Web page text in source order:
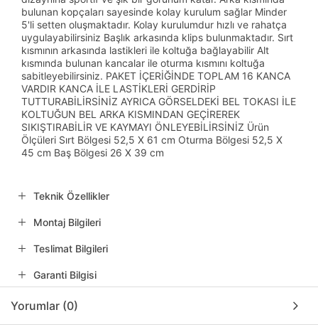
bulunan kopçaları sayesinde kolay kurulum sağlar Minder
5'li setten oluşmaktadır. Kolay kurulumdur hızlı ve rahatça
uygulayabilirsiniz Başlık arkasında klips bulunmaktadır. Sırt
kısmının arkasında lastikleri ile koltuğa bağlayabilir Alt
kısmında bulunan kancalar ile oturma kısmını koltuğa
sabitleyebilirsiniz. PAKET İÇERİĞİNDE TOPLAM 16 KANCA
VARDIR KANCA İLE LASTİKLERİ GERDİRİP
TUTTURABİLİRSİNİZ AYRICA GÖRSELDEKİ BEL TOKASI İLE
KOLTUĞUN BEL ARKA KISMINDAN GEÇİREREK
SIKIŞTIRABİLİR VE KAYMAYI ÖNLEYEBİLİRSİNİZ Ürün
Ölçüleri Sırt Bölgesi 52,5 X 61 cm Oturma Bölgesi 52,5 X
45 cm Baş Bölgesi 26 X 39 cm
Teknik Özellikler
Montaj Bilgileri
Teslimat Bilgileri
Garanti Bilgisi
Yorumlar (0)